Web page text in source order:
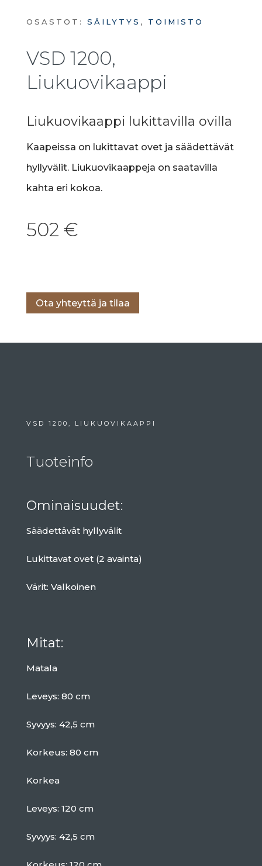
OSASTOT: SÄILYTYS , TOIMISTO
VSD 1200,
Liukuovikaappi
Liukuovikaappi lukittavilla ovilla
Kaapeissa on lukittavat ovet ja säädettävät
hyllyvälit. Liukuovikaappeja on saatavilla
kahta eri kokoa.
502 €
Ota yhteyttä ja tilaa
VSD 1200, LIUKUOVIKAAPPI
Tuoteinfo
Ominaisuudet:
Säädettävät hyllyvälit
Lukittavat ovet (2 avainta)
Värit: Valkoinen
Mitat:
Matala
Leveys: 80 cm
Syvyys: 42,5 cm
Korkeus: 80 cm
Korkea
Leveys: 120 cm
Syvyys: 42,5 cm